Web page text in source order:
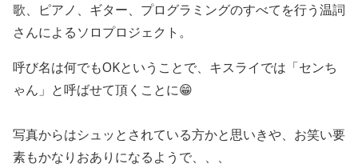
歌、ピアノ、ギター、プログラミングのすべてを行う温詞
さんによるソロプロジェクト。
呼び名は何でもOKということで、キスライでは「センち
ゃん」と呼ばせて頂くことに😁
写真からはシュッとされている方かと思いきや、お笑い要
素もかなりおありになるようで、、、